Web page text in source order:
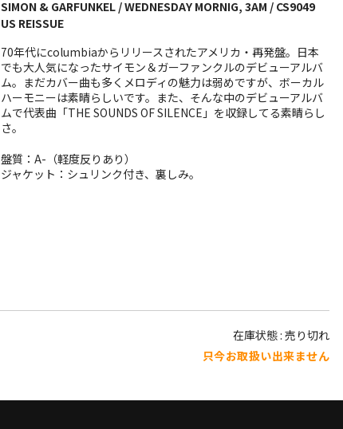
SIMON & GARFUNKEL / WEDNESDAY MORNIG, 3AM / CS9049
US REISSUE
70年代にcolumbiaからリリースされたアメリカ・再発盤。日本
でも大人気になったサイモン＆ガーファンクルのデビューアルバ
ム。まだカバー曲も多くメロディの魅力は弱めですが、ボーカル
ハーモニーは素晴らしいです。また、そんな中のデビューアルバ
ムで代表曲「THE SOUNDS OF SILENCE」を収録してる素晴らし
さ。
盤質：A-（軽度反りあり）
ジャケット：シュリンク付き、裏しみ。
在庫状態 : 売り切れ
只今お取扱い出来ません